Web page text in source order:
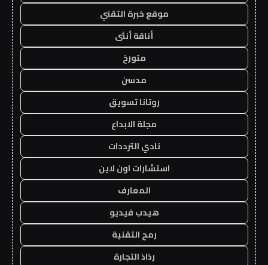
موقع خبرة التقني
أناقة أنثى
متورخ
مدسن
روتانا تسويق
مجلة الابداع
نادي الترددات
استشارات اون لاين
المعارف
هيدب فيديو
رمح التقنية
رذاذ التجارة